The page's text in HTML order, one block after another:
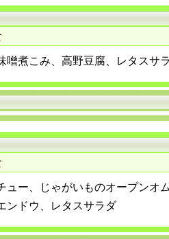
噌煮こみ、高野豆腐、レタスサ
ュー、じゃがいものオープンオ
ンドウ、レタスサラダ